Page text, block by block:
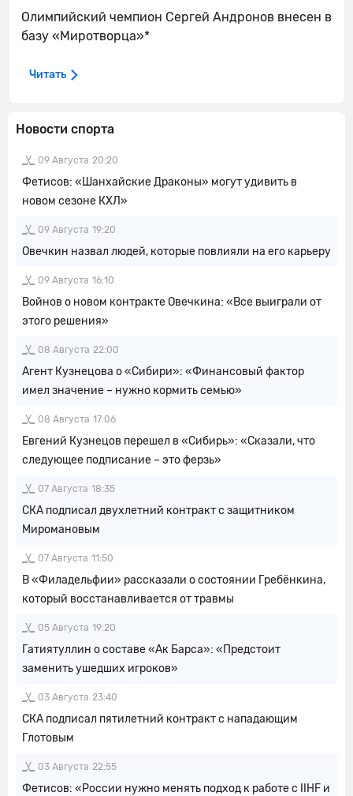
Новости спорта
09 Августа 20:20
Фетисов: «Шанхайские Драконы» могут удивить в
новом сезоне КХЛ»
09 Августа 19:20
Овечкин назвал людей, которые повлияли на его карьеру
09 Августа 16:10
Войнов о новом контракте Овечкина: «Все выиграли от
этого решения»
08 Августа 22:00
Агент Кузнецова о «Сибири»: «Финансовый фактор
имел значение – нужно кормить семью»
08 Августа 17:06
Евгений Кузнецов перешел в «Сибирь»: «Сказали, что
следующее подписание – это ферзь»
07 Августа 18:35
СКА подписал двухлетний контракт с защитником
Миромановым
07 Августа 11:50
В «Филадельфии» рассказали о состоянии Гребёнкина,
который восстанавливается от травмы
05 Августа 19:20
Гатиятуллин о составе «Ак Барса»: «Предстоит
заменить ушедших игроков»
03 Августа 23:40
СКА подписал пятилетний контракт с нападающим
Глотовым
03 Августа 22:55
Фетисов: «России нужно менять подход к работе с IIHF и
Олимпийский чемпион Сергей Андронов внесен в
базу «Миротворца»*
Читать